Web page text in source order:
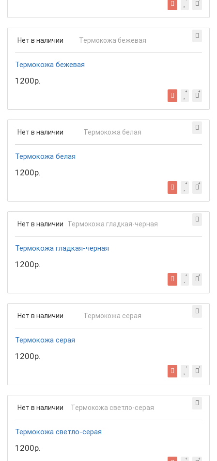
Нет в наличии
Термокожа бежевая
1200р.
Нет в наличии
Термокожа белая
1200р.
Нет в наличии
Термокожа гладкая-черная
1200р.
Нет в наличии
Термокожа серая
1200р.
Нет в наличии
Термокожа светло-серая
1200р.